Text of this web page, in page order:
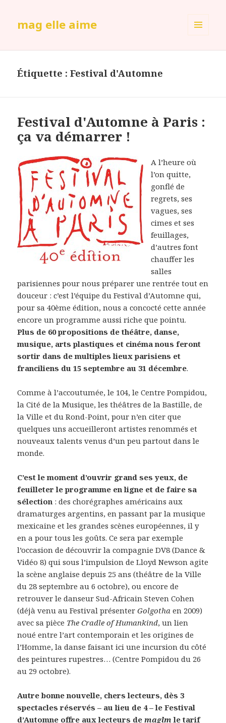
mag elle aime
Étiquette :Festival d'Automne
Festival d'Automne à Paris :
ça va démarrer !
A l’heure où
l’on quitte,
gonflé de
regrets, ses
vagues, ses
cimes et ses
feuillages,
d’autres font
chauffer les
salles
parisiennes pour nous préparer une rentrée tout en
douceur : c’est l’équipe du Festival d’Automne qui,
pour sa 40ème édition, nous a concocté cette année
encore un programme aussi riche que pointu.
Plus de 60 propositions de théâtre, danse,
musique, arts plastiques et cinéma nous feront
sortir dans de multiples lieux parisiens et
franciliens du 15 septembre au 31 décembre.
Comme à l’accoutumée, le 104, le Centre Pompidou,
la Cité de la Musique, les théâtres de la Bastille, de
la Ville et du Rond-Point, pour n’en citer que
quelques uns accueilleront artistes renommés et
nouveaux talents venus d’un peu partout dans le
monde.
C’est le moment d’ouvrir grand ses yeux, de
feuilleter le programme en ligne et de faire sa
sélection : des chorégraphes américains aux
dramaturges argentins, en passant par la musique
mexicaine et les grandes scènes européennes, il y
en a pour tous les goûts. Ce sera par exemple
l’occasion de découvrir la compagnie DV8 (Dance &
Vidéo 8) qui sous l’impulsion de Lloyd Newson agite
la scène anglaise depuis 25 ans (théâtre de la Ville
du 28 septembre au 6 octobre), ou encore de
retrouver le danseur Sud-Africain Steven Cohen
(déjà venu au Festival présenterGolgotha en 2009)
avec sa pièce The Cradle of Humankind, un lien
noué entre l’art contemporain et les origines de
l’Homme, la danse faisant ici une incursion du côté
des peintures rupestres… (Centre Pompidou du 26
au 29 octobre).
Autre bonne nouvelle, chers lecteurs, dès 3
spectacles réservés – au lieu de 4 – le Festival
d’Automne offre aux lecteurs demaglm le tarif